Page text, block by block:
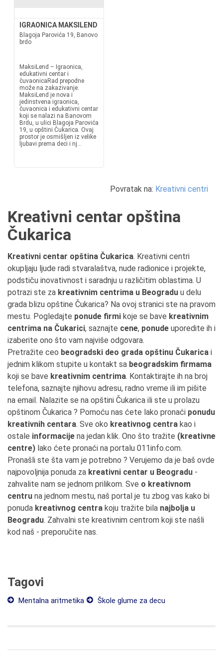
IGRAONICA MAKSILEND
Blagoja Parovića 19, Banovo
brdo
MaksiLend – Igraonica,
edukativni centar i
čuvaonicaRad prepodne
može na zakazivanje.
MaksiLend je nova i
jedinstvena igraonica,
čuvaonica i edukativni centar
koji se nalazi na Banovom
Brdu, u ulici Blagoja Parovića
19, u opštini Čukarica. Ovaj
prostor je osmišljen iz velike
ljubavi prema deci i nj...
Povratak na: Kreativni centri
Kreativni centar opština
Čukarica
Kreativni centar opština Čukarica. Kreativni centri
okupljaju ljude radi stvaralaštva, nude radionice i projekte,
podstiču inovativnost i saradnju u različitim oblastima. U
potrazi ste za kreativnim centrima u Beogradu u delu
grada blizu opštine Čukarica? Na ovoj stranici ste na pravom
mestu. Pogledajte ponude firmi koje se bave kreativnim
centrima na Čukarici, saznajte cene, ponude uporedite ih i
izaberite ono što vam najviše odgovara.
Pretražite ceo beogradski deo grada opštinu Čukarica i
jednim klikom stupite u kontakt sa beogradskim firmama
koji se bave kreativnim centrima. Kontaktirajte ih na broj
telefona, saznajte njihovu adresu, radno vreme ili im pišite
na email. Nalazite se na opštini Čukarica ili ste u prolazu
opštinom Čukarica ? Pomoću nas ćete lako pronaći ponudu
kreativnih centara. Sve oko kreativnog centra kao i
ostale informacije na jedan klik. Ono što tražite (kreativne
centre) lako ćete pronaći na portalu 011info.com.
Pronašli ste šta vam je potrebno ? Verujemo da je baš ovde
najpovoljnija ponuda za kreativni centar u Beogradu -
zahvalite nam se jednom prilikom. Sve o kreativnom
centru na jednom mestu, naš portal je tu zbog vas kako bi
ponuda kreativnog centra koju tražite bila najbolja u
Beogradu. Zahvalni ste kreativnim centrom koji ste našli
kod naš - preporučite nas.
Tagovi
Mentalna aritmetika Škole glume za decu